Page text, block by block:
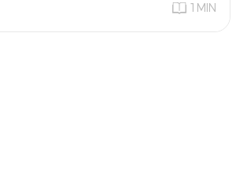
1 MIN